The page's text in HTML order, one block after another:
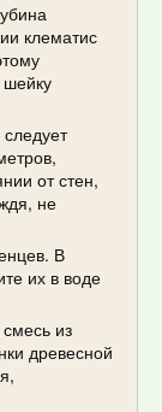
клематис
шейку
от стен,
не
В
их в воде
из
древесной